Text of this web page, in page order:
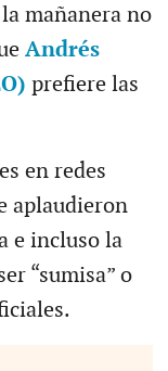
mañanera no
Andrés
prefiere las
en redes
aplaudieron
e incluso la
“sumisa” o